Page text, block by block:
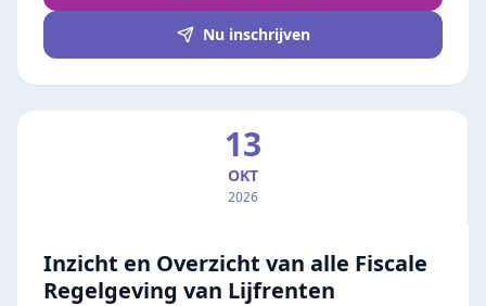
Nu inschrijven
13
OKT
2026
Inzicht en Overzicht van alle Fiscale
Regelgeving van Lijfrenten